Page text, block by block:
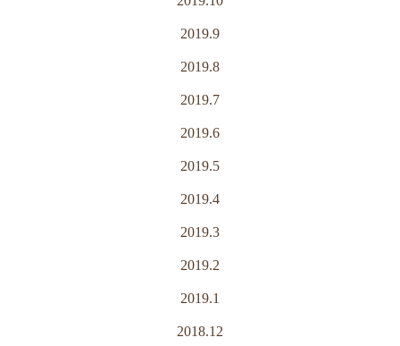
2019.9
2019.8
2019.7
2019.6
2019.5
2019.4
2019.3
2019.2
2019.1
2018.12